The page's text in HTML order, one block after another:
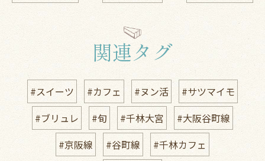
関連タグ
#スイーツ #カフェ #ヌン活
#サツマイモ
#ブリュレ
#旬 #千林大宮
#大阪谷町線
#京阪線
#谷町線
#千林カフェ